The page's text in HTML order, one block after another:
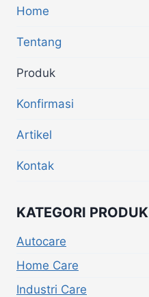
Home
Tentang
Produk
Konfirmasi
Artikel
Kontak
KATEGORI PRODUK
Autocare
Home Care
Industri Care